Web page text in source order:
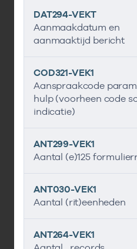
DAT294-VEKT
Aanmaakdatum en
aanmaaktijd bericht
COD321-VEK1
Aanspraakcode
hulp (voorheen code
indicatie)
ANT299-VEK1
Aantal (e)125
ANT030-VEK1
Aantal (rit)eenheden
ANT264-VEK1